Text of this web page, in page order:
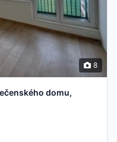
8
domu,